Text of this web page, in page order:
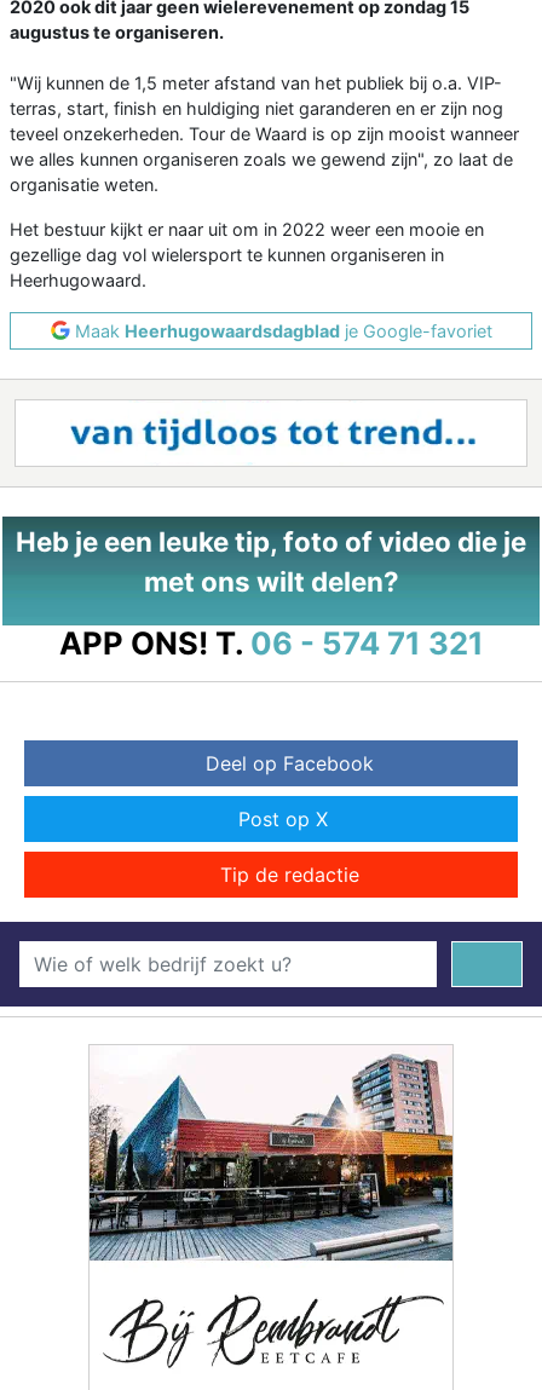
2020 ook dit jaar geen wielerevenement op zondag 15
augustus te organiseren.
"Wij kunnen de 1,5 meter afstand van het publiek bij o.a. VIP-
terras, start, finish en huldiging niet garanderen en er zijn nog
teveel onzekerheden. Tour de Waard is op zijn mooist wanneer
we alles kunnen organiseren zoals we gewend zijn", zo laat de
organisatie weten.
Het bestuur kijkt er naar uit om in 2022 weer een mooie en
gezellige dag vol wielersport te kunnen organiseren in
Heerhugowaard.
Maak Heerhugowaardsdagbladje Google-favoriet
Heb je een leuke tip, foto of video die je
met ons wilt delen?
APP ONS! T. 06 - 574 71 321
Deel op Facebook
Post op X
Tip de redactie